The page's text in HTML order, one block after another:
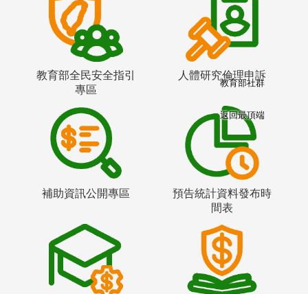
教育部全民安全指引
專區
人體研究倫理申訴
補助資訊公開專區
預告統計資料發布時
間表
教育部社群
返回最頂端